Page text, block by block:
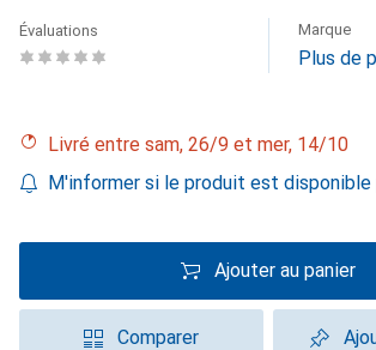
Évaluations Marque
Plus de
Livré entre sam, 26/9 et mer, 14/10
M'informer si le produit est
Ajouter au panier
Comparer